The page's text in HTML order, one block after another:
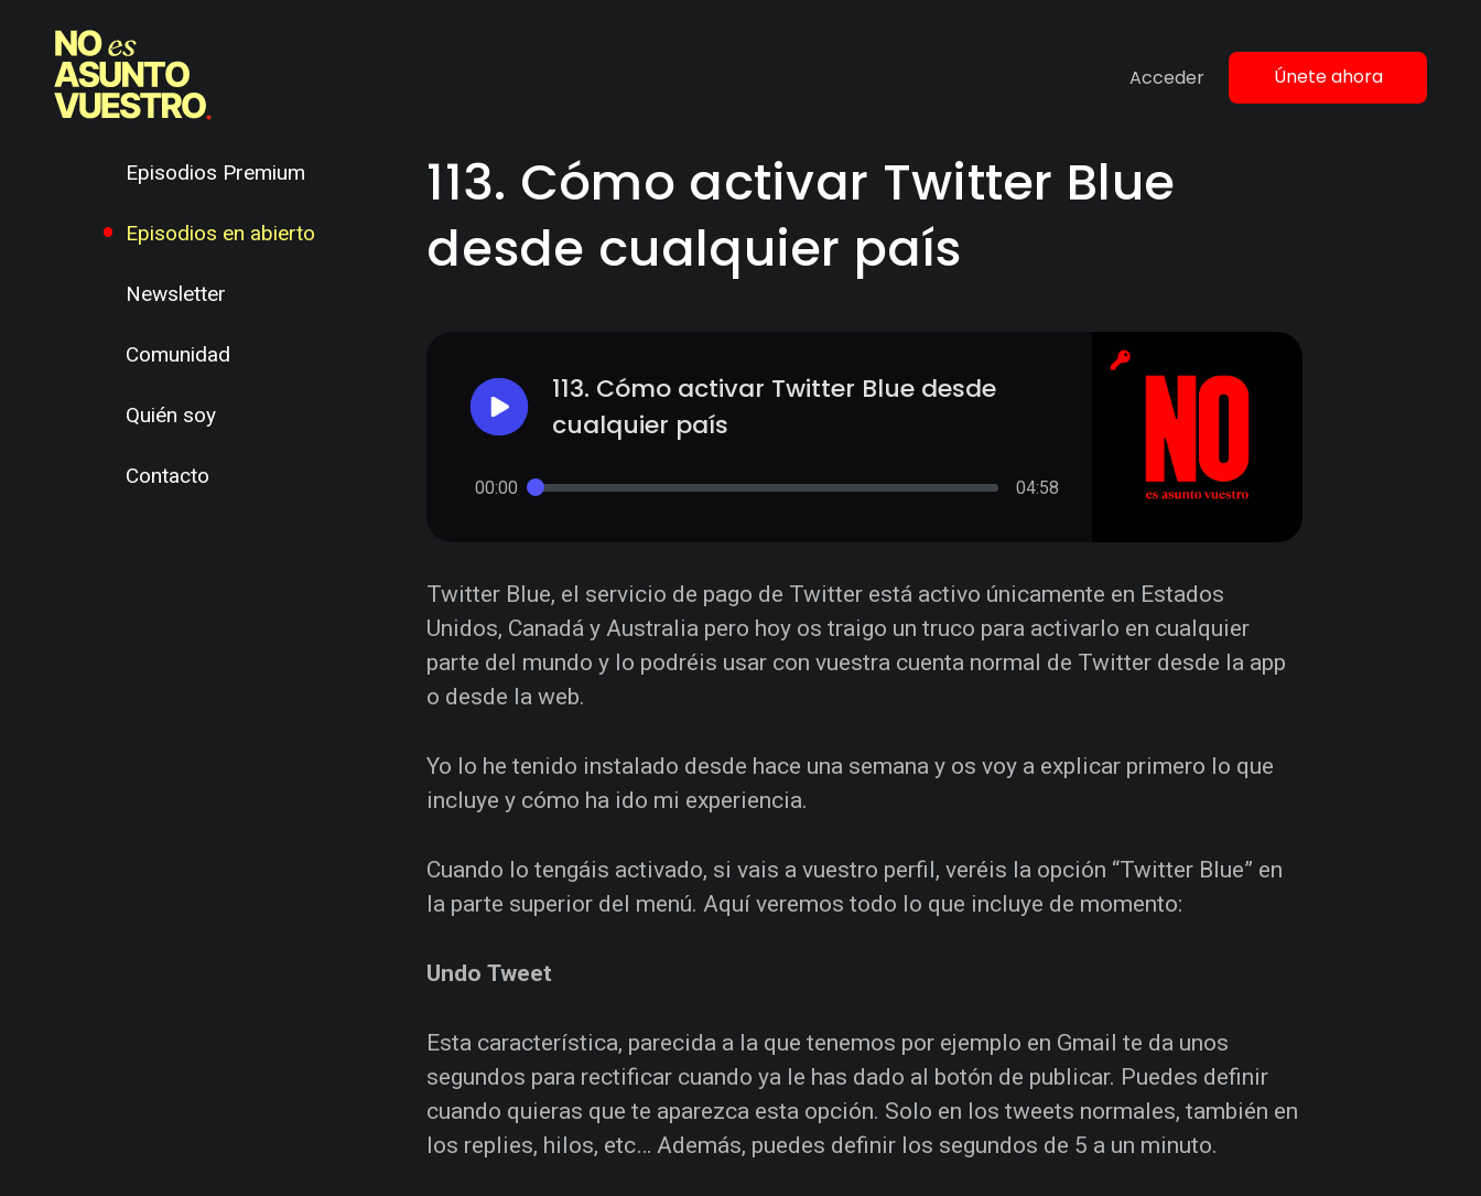
Acceder Únete ahora
Episodios Premium
Episodios en abierto
Newsletter
Comunidad
Quién soy
Contacto
113. Cómo activar Twitter Blue
desde cualquier país
113. Cómo activar Twitter Blue desde
cualquier país
00:00 04:58
Twitter Blue, el servicio de pago de Twitter está activo únicamente en Estados
Unidos, Canadá y Australia pero hoy os traigo un truco para activarlo en cualquier
parte del mundo y lo podréis usar con vuestra cuenta normal de Twitter desde la app
o desde la web.
Yo lo he tenido instalado desde hace una semana y os voy a explicar primero lo que
incluye y cómo ha ido mi experiencia.
Cuando lo tengáis activado, si vais a vuestro perfil, veréis la opción “Twitter Blue” en
la parte superior del menú. Aquí veremos todo lo que incluye de momento:
Undo Tweet
Esta característica, parecida a la que tenemos por ejemplo en Gmail te da unos
segundos para rectificar cuando ya le has dado al botón de publicar. Puedes definir
cuando quieras que te aparezca esta opción. Solo en los tweets normales, también en
los replies, hilos, etc… Además, puedes definir los segundos de 5 a un minuto.